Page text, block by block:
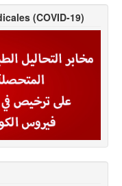
(COVID-19)